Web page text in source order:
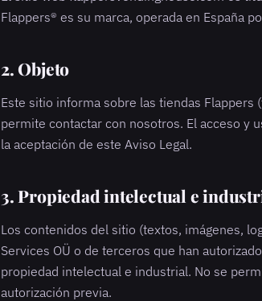
Flappers® es su marca, operada en España
2. Objeto
Este sitio informa sobre las tiendas
permite contactar con nosotros. El acceso y
la aceptación de este Aviso Legal.
3. Propiedad intelectual e
Los contenidos del sitio (textos, imágenes,
Services OÜ o de terceros que han
propiedad intelectual e industrial. No se
autorización previa.